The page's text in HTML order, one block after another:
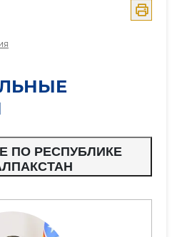
ПО РЕСПУБЛИКЕ